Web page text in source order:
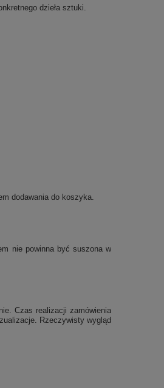
dzieła sztuki.
dodawania do koszyka.
nie powinna być suszona w
Czas realizacji zamówienia
Rzeczywisty wygląd